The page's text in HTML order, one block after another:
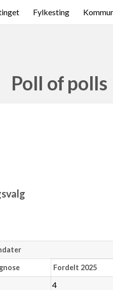
Fylkesting
Poll of polls
Fordelt 2025
4